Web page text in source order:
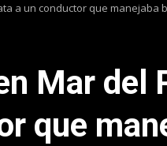
a un conductor que
Mar del
que